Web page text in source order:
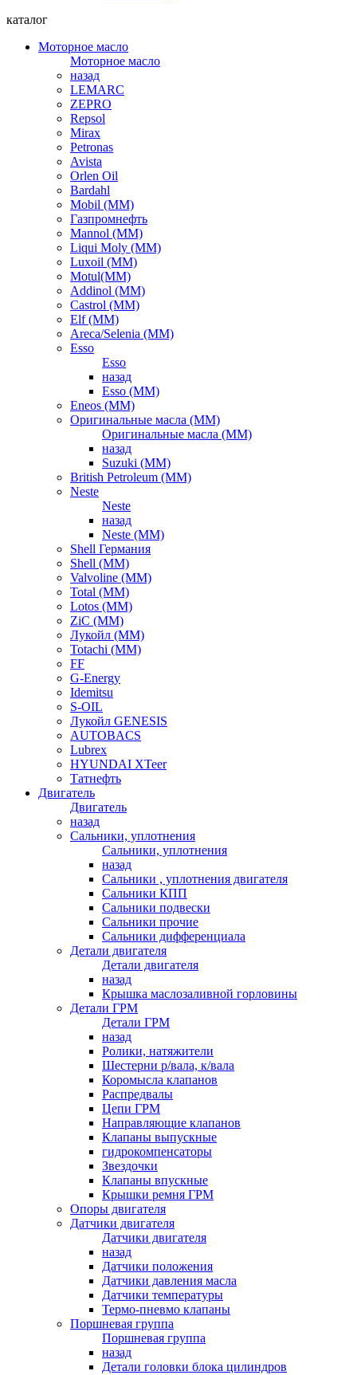
каталог
Моторное масло
Моторное масло
назад
LEMARC
ZEPRO
Repsol
Mirax
Petronas
Avista
Orlen Oil
Bardahl
Mobil (ММ)
Газпромнефть
Mannol (ММ)
Liqui Moly (ММ)
Luxoil (ММ)
Motul(ММ)
Addinol (ММ)
Castrol (ММ)
Elf (ММ)
Areca/Selenia (ММ)
Esso
Esso
назад
Esso (ММ)
Eneos (ММ)
Оригинальные масла (ММ)
Оригинальные масла (ММ)
назад
Suzuki (ММ)
British Petroleum (ММ)
Neste
Neste
назад
Neste (ММ)
Shell Германия
Shell (ММ)
Valvoline (ММ)
Total (ММ)
Lotos (ММ)
ZiC (ММ)
Лукойл (ММ)
Totachi (MM)
FF
G-Energy
Idemitsu
S-OIL
Лукойл GENESIS
AUTOBACS
Lubrex
HYUNDAI XTeer
Татнефть
Двигатель
Двигатель
назад
Сальники, уплотнения
Сальники, уплотнения
назад
Сальники , уплотнения двигателя
Сальники КПП
Сальники подвески
Сальники прочие
Сальники дифференциала
Детали двигателя
Детали двигателя
назад
Крышка маслозаливной горловины
Детали ГРМ
Детали ГРМ
назад
Ролики, натяжители
Шестерни р/вала, к/вала
Коромысла клапанов
Распредвалы
Цепи ГРМ
Направляющие клапанов
Клапаны выпускные
гидрокомпенсаторы
Звездочки
Клапаны впускные
Крышки ремня ГРМ
Опоры двигателя
Датчики двигателя
Датчики двигателя
назад
Датчики положения
Датчики давления масла
Датчики температуры
Термо-пневмо клапаны
Поршневая группа
Поршневая группа
назад
Детали головки блока цилиндров